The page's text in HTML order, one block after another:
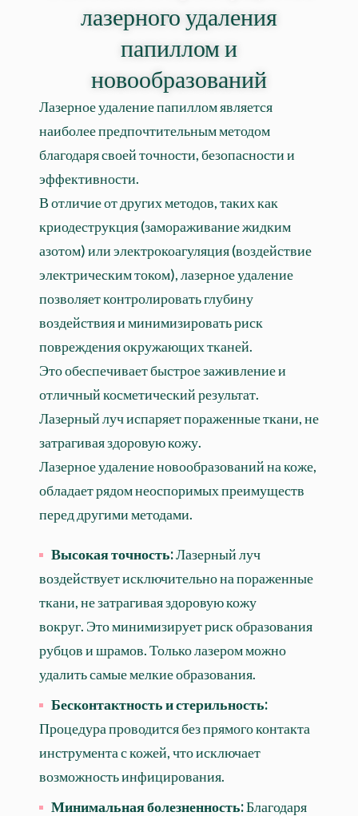
лазерного удаления
папиллом и
новообразований
Лазерное удаление папиллом является
наиболее предпочтительным методом
благодаря своей точности, безопасности и
эффективности.
В отличие от других методов, таких как
криодеструкция (замораживание жидким
азотом) или электрокоагуляция (воздействие
электрическим током), лазерное удаление
позволяет контролировать глубину
воздействия и минимизировать риск
повреждения окружающих тканей.
Это обеспечивает быстрое заживление и
отличный косметический результат.
Лазерный луч испаряет пораженные ткани, не
затрагивая здоровую кожу.
Лазерное удаление новообразований на коже,
обладает рядом неоспоримых преимуществ
перед другими методами.
Высокая точность:Лазерный луч
воздействует исключительно на пораженные
ткани, не затрагивая здоровую кожу
вокруг. Это минимизирует риск образования
рубцов и шрамов. Только лазером можно
удалить самые мелкие образования.
Бесконтактность и стерильность:
Процедура проводится без прямого контакта
инструмента с кожей, что исключает
возможность инфицирования.
Минимальная болезненность:Благодаря